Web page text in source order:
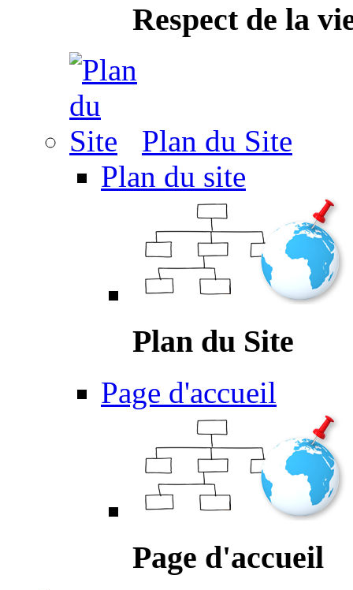
Respect de la
Plan du Site
Plan du site
Plan du Site
Page d'accueil
Page d'accueil